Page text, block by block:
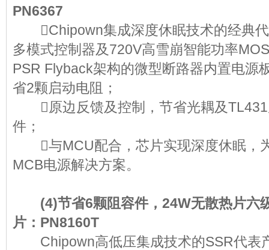
PN6367
Chipown集成深度休眠技术的经典代
多模式控制器及720V高雪崩智能功率
PSR Flyback架构的微型断路器内置电源
省2颗启动电阻；
原边反馈及控制，节省光耦及TL431
件；
与MCU配合，芯片实现深度休眠，
MCB电源解决方案。
(4)节省6颗阻容件，24W无散热片六
片：PN8160T
Chipown高低压集成技术的SSR代表